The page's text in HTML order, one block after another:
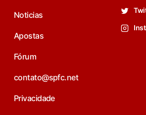
Noticias
Apostas
Fórum
contato@spfc.net
Privacidade